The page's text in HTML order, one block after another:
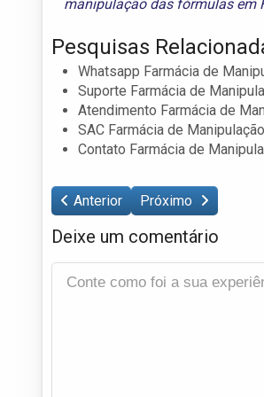
manipulação das fórmulas em
Pesquisas
Whatsapp Farmácia de
Suporte Farmácia de
Atendimento Farmácia de
SAC Farmácia de
Contato Farmácia de
Anterior Próximo
Deixe um comentário